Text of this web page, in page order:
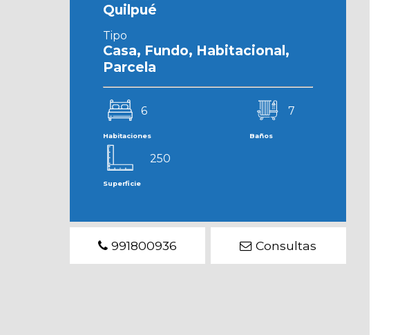
Quilpué
Tipo
Casa, Fundo, Habitacional,
Parcela
6
Habitaciones
7
Baños
250
Superficie
991800936 Consultas